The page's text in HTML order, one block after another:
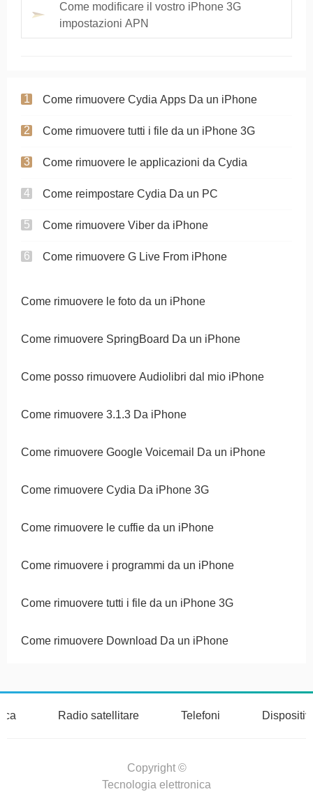
Come modificare il vostro iPhone 3G
impostazioni APN
Come rimuovere Cydia Apps Da un iPhone
Come rimuovere tutti i file da un iPhone 3G
Come rimuovere le applicazioni da Cydia
Come reimpostare Cydia Da un PC
Come rimuovere Viber da iPhone
Come rimuovere G Live From iPhone
Come rimuovere le foto da un iPhone
Come rimuovere SpringBoard Da un iPhone
Come posso rimuovere Audiolibri dal mio iPhone
Come rimuovere 3.1.3 Da iPhone
Come rimuovere Google Voicemail Da un iPhone
Come rimuovere Cydia Da iPhone 3G
Come rimuovere le cuffie da un iPhone
Come rimuovere i programmi da un iPhone
Come rimuovere tutti i file da un iPhone 3G
Come rimuovere Download Da un iPhone
Radio satellitare Telefoni
Copyright ©
Tecnologia elettronica